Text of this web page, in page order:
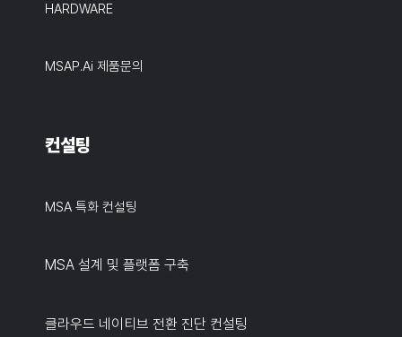
HARDWARE
MSAP.ai 제품문의
컨설팅
MSA 특화 컨설팅
MSA 설계 및 플랫폼 구축
클라우드 네이티브 전환 진단 컨설팅